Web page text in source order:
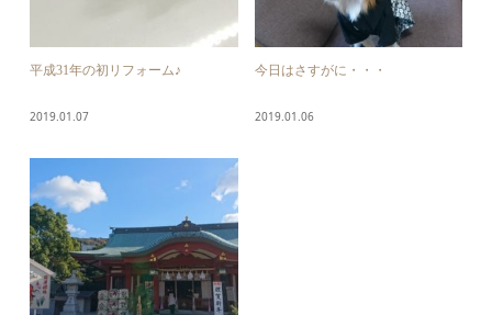
平成31年の初リフォーム♪
2019.01.07
今日はさすがに・・・
2019.01.06